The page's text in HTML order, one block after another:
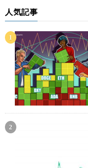
人気記事